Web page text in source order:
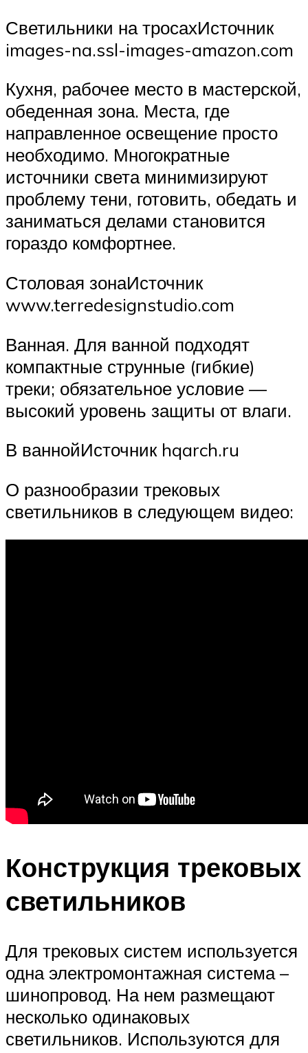
Светильники на тросахИсточник
images-na.ssl-images-amazon.com
Кухня, рабочее место в мастерской,
обеденная зона. Места, где
направленное освещение просто
необходимо. Многократные
источники света минимизируют
проблему тени, готовить, обедать и
заниматься делами становится
гораздо комфортнее.
Столовая зонаИсточник
www.terredesignstudio.com
Ванная. Для ванной подходят
компактные струнные (гибкие)
треки; обязательное условие —
высокий уровень защиты от влаги.
В ваннойИсточник hqarch.ru
О разнообразии трековых
светильников в следующем видео:
Конструкция трековых
светильников
Для трековых систем используется
одна электромонтажная система –
шинопровод. На нем размещают
несколько одинаковых
светильников. Используются для